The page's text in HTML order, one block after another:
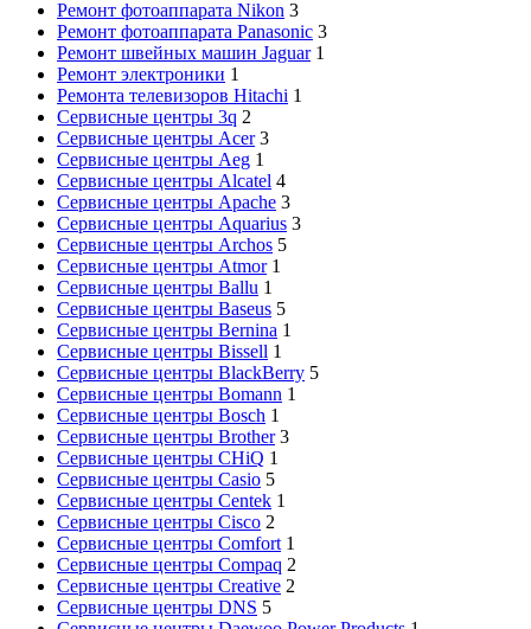
Ремонт фотоаппарата Nikon 3
Ремонт фотоаппарата Panasonic 3
Ремонт швейных машин Jaguar 1
Ремонт электроники 1
Ремонта телевизоров Hitachi 1
Сервисные центры 3q 2
Сервисные центры Acer 3
Сервисные центры Aeg 1
Сервисные центры Alcatel 4
Сервисные центры Apache 3
Сервисные центры Aquarius 3
Сервисные центры Archos 5
Сервисные центры Atmor 1
Сервисные центры Ballu 1
Сервисные центры Baseus 5
Сервисные центры Bernina 1
Сервисные центры Bissell 1
Сервисные центры BlackBerry 5
Сервисные центры Bomann 1
Сервисные центры Bosch 1
Сервисные центры Brother 3
Сервисные центры CHiQ 1
Сервисные центры Casio 5
Сервисные центры Centek 1
Сервисные центры Cisco 2
Сервисные центры Comfort 1
Сервисные центры Compaq 2
Сервисные центры Creative 2
Сервисные центры DNS 5